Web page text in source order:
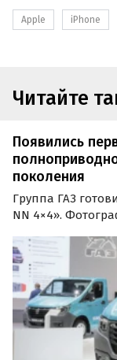
Apple iPhone
Читайте
Появились
поколения
Группа ГАЗ
NN 4×4».
пишут